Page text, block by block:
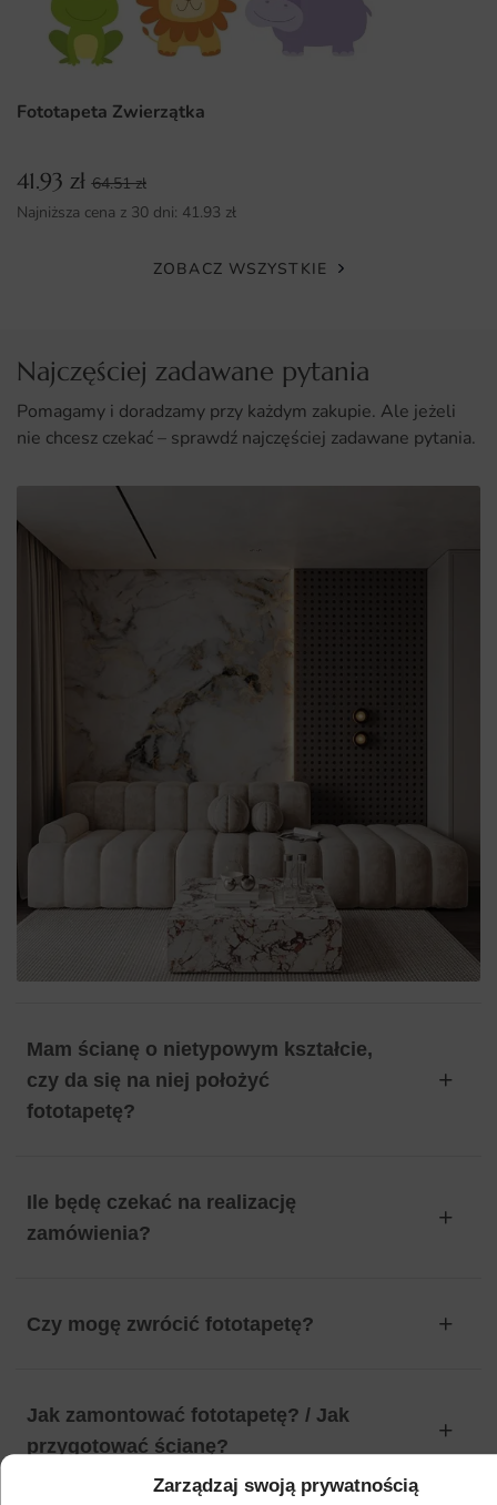
Zarządzaj swoją prywatnością
Łatwy montaż, który można wykonać samodzielnie.
Fototapeta Zwierzątka
41.93 zł 64.51zł
Najniższa cena z 30 dni: 41.93 zł
ZOBACZ WSZYSTKIE
Najczęściej zadawane pytania
Pomagamy i doradzamy przy każdym zakupie. Ale jeżeli
nie chcesz czekać – sprawdź najczęściej zadawane pytania.
Mam ścianę o nietypowym kształcie,
czy da się na niej położyć
fototapetę?
Ile będę czekać na realizację
zamówienia?
Czy mogę zwrócić fototapetę?
Jak zamontować fototapetę? / Jak
przygotować ścianę?